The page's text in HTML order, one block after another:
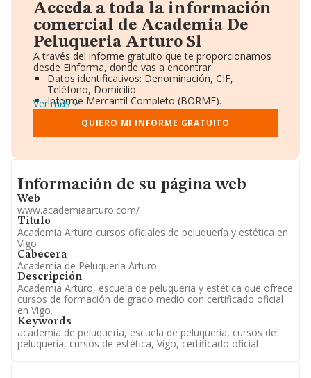
Acceda a toda la información
comercial de Academia De
Peluqueria Arturo Sl
A través del informe gratuito que te proporcionamos
desde Einforma, donde vas a encontrar:
Datos identificativos: Denominación, CIF,
Teléfono, Domicilio.
Informe Mercantil Completo (BORME).
Gráficos de Evolución Ventas y Empleados.
Consejo de Administración y Administradores.
Directivos y Ejecutivos.
Información oficial y registral complementaria.
Ver más
QUIERO MI INFORME GRATUITO
Informacion de su página web
Información de su página web
Web
www.academiaarturo.com/
Titulo
Academia Arturo cursos oficiales de peluquería y estética en
Vigo
Cabecera
Academia de Peluquería Arturo
Descripción
Academia Arturo, escuela de peluquería y estética que ofrece
cursos de formación de grado medio con certificado oficial
en Vigo.
Keywords
academia de peluquería, escuela de peluquería, cursos de
peluquería, cursos de estética, Vigo, certificado oficial